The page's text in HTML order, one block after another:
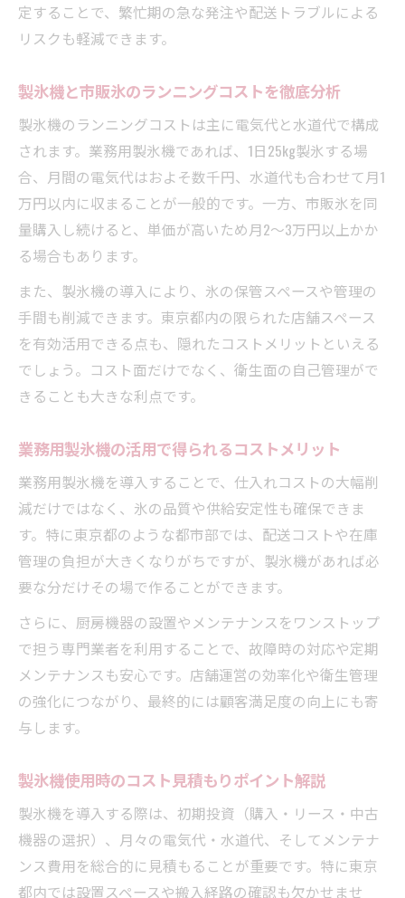
市販氷と比べた製氷機の衛生リスク低減効
果
説
製氷機の電気代や水道代の実態を解説
業務用製氷機の電気代・水道代のリアルな
数値
製氷機メーカー別に見る省エネ性能の違い
製氷機のランニングコストはどれくらいか
かる？
製氷機導入で経費削減を実現するポイント
家庭用と業務用製氷機の電気代を徹底比較
業務効率と品質に強い製氷機活用の魅力
製氷機で業務効率が大幅向上する理由を解
製氷機導入により提供できる氷の品質向上
効果
スタッフの作業時間を削減する製氷機活用
術
業務用製氷機が生む店舗運営の効率化事例
製氷機利用でサービスの質が高まるポイン
ト
定することで、繁忙期の急な発注や配送トラブルによる
リスクも軽減できます。
製氷機と市販氷のランニングコストを徹底分析
製氷機のランニングコストは主に電気代と水道代で構成
されます。業務用製氷機であれば、1日25kg製氷する場
合、月間の電気代はおよそ数千円、水道代も合わせて月1
万円以内に収まることが一般的です。一方、市販氷を同
量購入し続けると、単価が高いため月2～3万円以上かか
る場合もあります。
また、製氷機の導入により、氷の保管スペースや管理の
手間も削減できます。東京都内の限られた店舗スペース
を有効活用できる点も、隠れたコストメリットといえる
でしょう。コスト面だけでなく、衛生面の自己管理がで
きることも大きな利点です。
業務用製氷機の活用で得られるコストメリット
業務用製氷機を導入することで、仕入れコストの大幅削
減だけではなく、氷の品質や供給安定性も確保できま
す。特に東京都のような都市部では、配送コストや在庫
管理の負担が大きくなりがちですが、製氷機があれば必
要な分だけその場で作ることができます。
さらに、厨房機器の設置やメンテナンスをワンストップ
で担う専門業者を利用することで、故障時の対応や定期
メンテナンスも安心です。店舗運営の効率化や衛生管理
の強化につながり、最終的には顧客満足度の向上にも寄
与します。
製氷機使用時のコスト見積もりポイント解説
製氷機を導入する際は、初期投資（購入・リース・中古
機器の選択）、月々の電気代・水道代、そしてメンテナ
ンス費用を総合的に見積もることが重要です。特に東京
都内では設置スペースや搬入経路の確認も欠かせませ